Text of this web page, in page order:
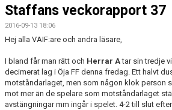
FÖRENINGEN
SPONSORER
EVENEMANG
Staffans veckorapport 37
2016-09-13 18:06
Hej alla VAIF:are och andra läsare,
I bland får man rätt och Herrar Atar sin tredje
decimerat lag i Öja FF denna fredag. Ett halvt
motståndarlaget, men som någon klok person
mot mer än de spelare som motståndarlaget
avstängningar mm ingår i spelet. 4-2 till slut